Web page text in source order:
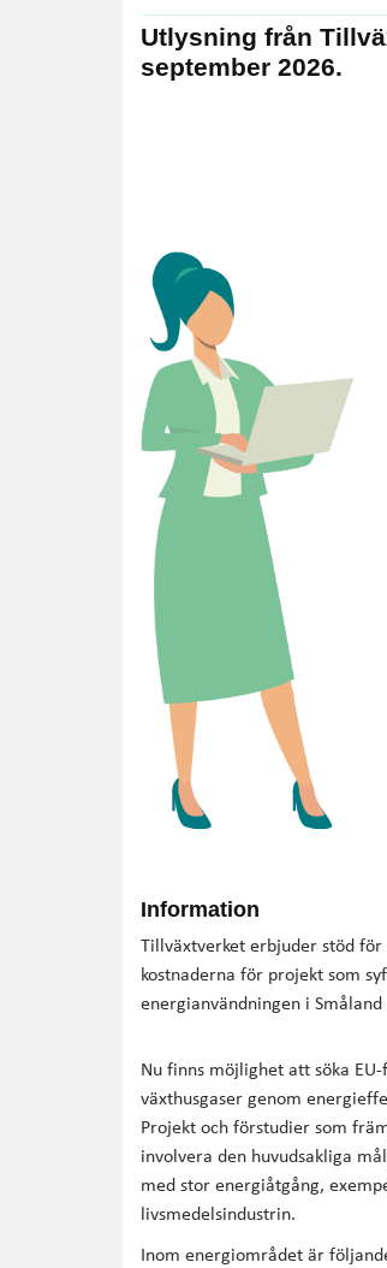
Utlysning från
september 2026.
Information
Tillväxtverket erbjuder stöd
kostnaderna för projekt som
energianvändningen i Småland
Nu finns möjlighet att söka
växthusgaser genom
Projekt och förstudier som
involvera den huvudsakliga
med stor energiåtgång,
livsmedelsindustrin.
Inom energiområdet är